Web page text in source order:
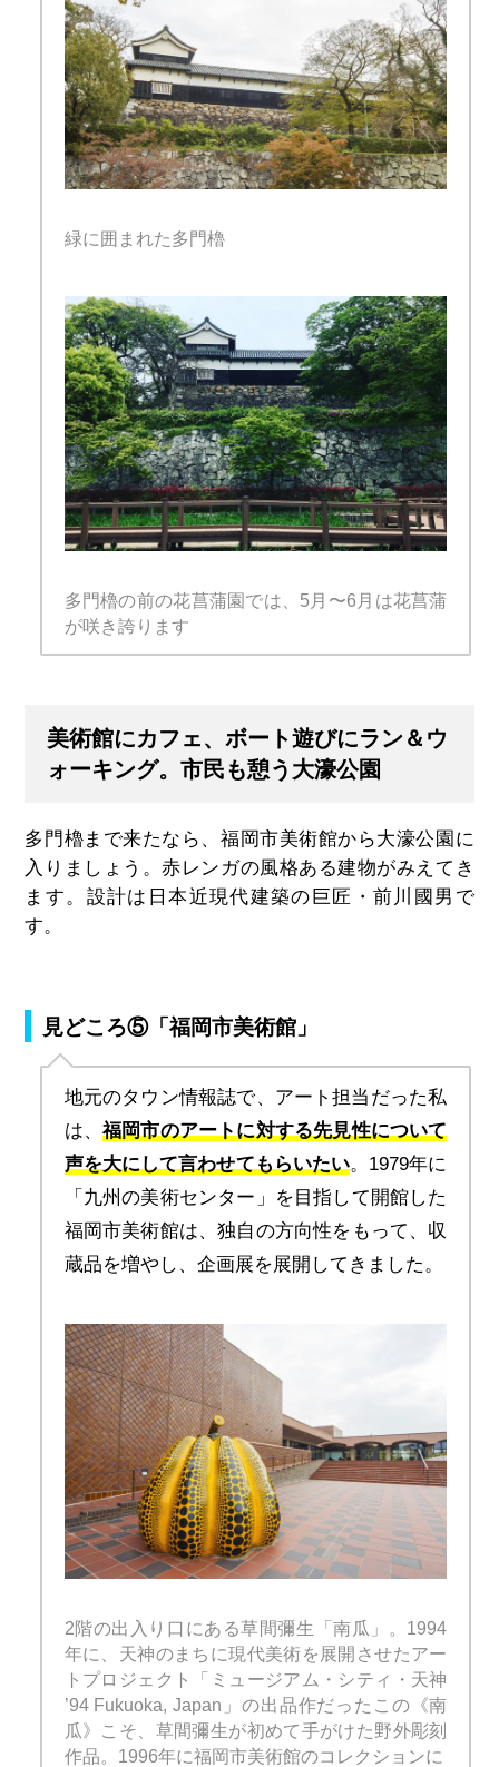
緑に囲まれた多門櫓
多門櫓の前の花菖蒲園では、5月〜6月は花菖蒲
が咲き誇ります
美術館にカフェ、ボート遊びにラン＆ウ
ォーキング。市民も憩う大濠公園
多門櫓まで来たなら、福岡市美術館から大濠公園に
入りましょう。赤レンガの風格ある建物がみえてき
ます。設計は日本近現代建築の巨匠・前川國男で
す。
見どころ⑤「福岡市美術館」
地元のタウン情報誌で、アート担当だった私
は、福岡市のアートに対する先見性について
声を大にして言わせてもらいたい。1979年に
「九州の美術センター」を目指して開館した
福岡市美術館は、独自の方向性をもって、収
蔵品を増やし、企画展を展開してきました。
2階の出入り口にある草間彌生「南瓜」。1994
年に、天神のまちに現代美術を展開させたアー
トプロジェクト「ミュージアム・シティ・天神
’94 Fukuoka, Japan」の出品作だったこの《南
瓜》こそ、草間彌生が初めて手がけた野外彫刻
作品。1996年に福岡市美術館のコレクションに